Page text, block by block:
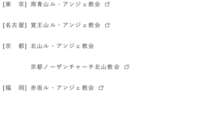
[東 京] 南青山ル・アンジェ教会
[名古屋] 覚王山ル・アンジェ教会
[京 都] 北山ル・アンジェ教会
京都ノーザンチャーチ北山教会
[福 岡] 赤坂ル・アンジェ教会